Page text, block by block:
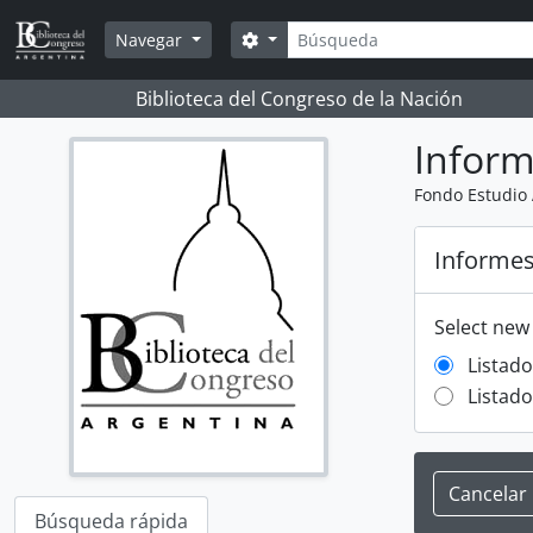
Skip to main content
Navegar
Búsqueda
Search options
Biblioteca del Congreso de la Nación
Búsqueda rápida
Fondo
Informes
Select
Cancelar